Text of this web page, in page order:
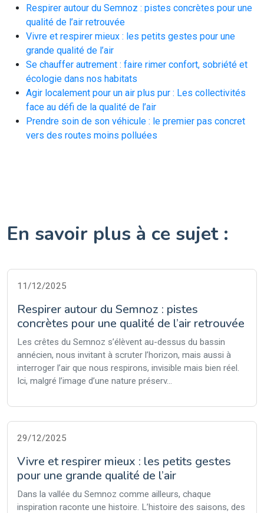
Respirer autour du Semnoz : pistes concrètes pour une
qualité de l’air retrouvée
Vivre et respirer mieux : les petits gestes pour une
grande qualité de l’air
Se chauffer autrement : faire rimer confort, sobriété et
écologie dans nos habitats
Agir localement pour un air plus pur : Les collectivités
face au défi de la qualité de l’air
Prendre soin de son véhicule : le premier pas concret
vers des routes moins polluées
En savoir plus à ce sujet :
11/12/2025
Respirer autour du Semnoz : pistes
concrètes pour une qualité de l’air retrouvée
Les crêtes du Semnoz s’élèvent au-dessus du bassin
annécien, nous invitant à scruter l’horizon, mais aussi à
interroger l’air que nous respirons, invisible mais bien réel.
Ici, malgré l’image d’une nature préserv...
29/12/2025
Vivre et respirer mieux : les petits gestes
pour une grande qualité de l’air
Dans la vallée du Semnoz comme ailleurs, chaque
inspiration raconte une histoire. L’histoire des saisons, des